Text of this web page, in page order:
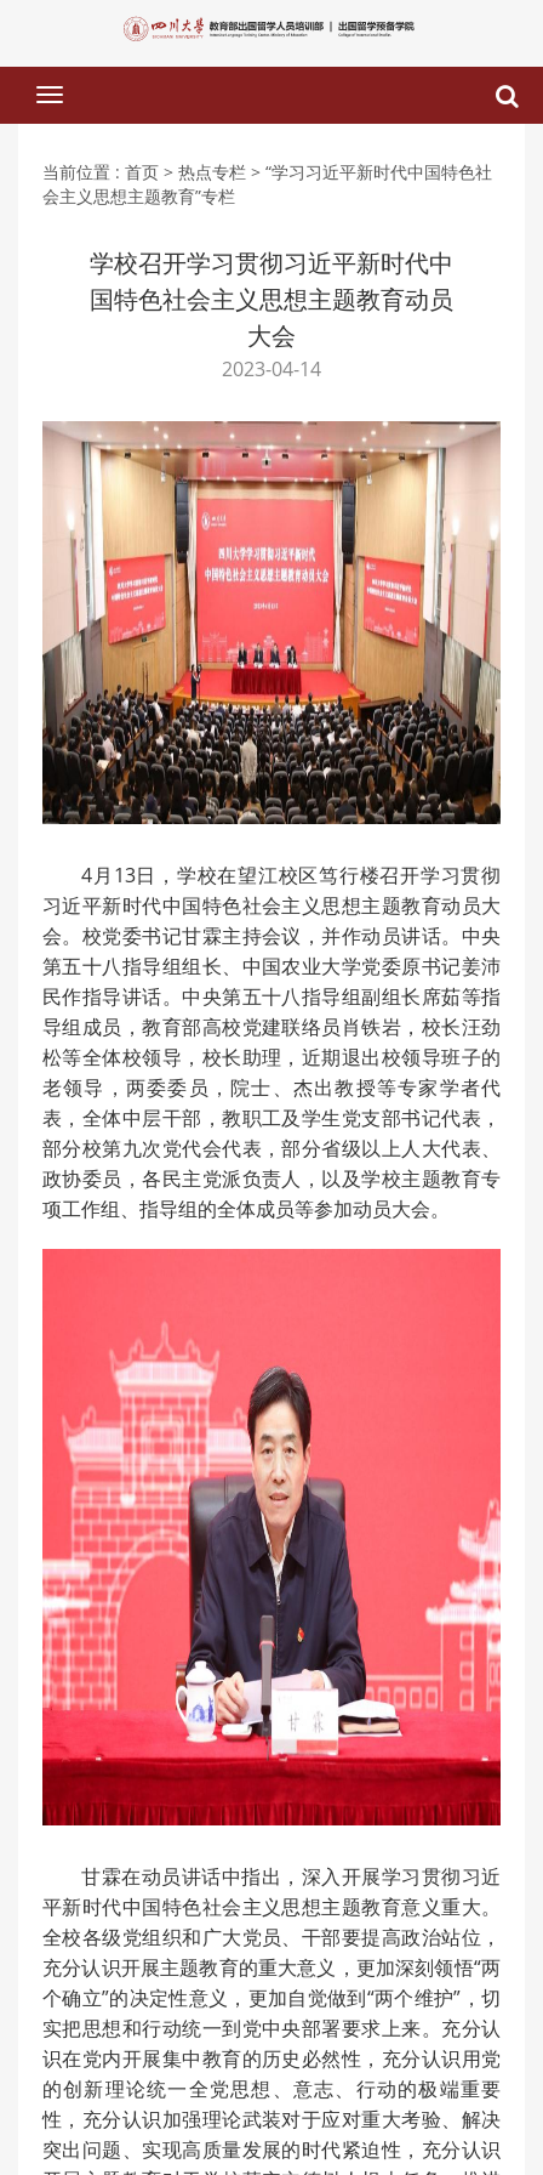
下
拉
单
当前位置 : 首页 > 热点专栏 > “学习习近平新时代中国特色社
会主义思想主题教育”专栏
学校召开学习贯彻习近平新时代中
国特色社会主义思想主题教育动员
大会
2023-04-14
4月13日，学校在望江校区笃行楼召开学习贯彻
习近平新时代中国特色社会主义思想主题教育动员大
会。校党委书记甘霖主持会议，并作动员讲话。中央
第五十八指导组组长、中国农业大学党委原书记姜沛
民作指导讲话。中央第五十八指导组副组长席茹等指
导组成员，教育部高校党建联络员肖铁岩，校长汪劲
松等全体校领导，校长助理，近期退出校领导班子的
老领导，两委委员，院士、杰出教授等专家学者代
表，全体中层干部，教职工及学生党支部书记代表，
部分校第九次党代会代表，部分省级以上人大代表、
政协委员，各民主党派负责人，以及学校主题教育专
项工作组、指导组的全体成员等参加动员大会。
甘霖在动员讲话中指出，深入开展学习贯彻习近
平新时代中国特色社会主义思想主题教育意义重大。
全校各级党组织和广大党员、干部要提高政治站位，
充分认识开展主题教育的重大意义，更加深刻领悟“两
个确立”的决定性意义，更加自觉做到“两个维护”，切
实把思想和行动统一到党中央部署要求上来。充分认
识在党内开展集中教育的历史必然性，充分认识用党
的创新理论统一全党思想、意志、行动的极端重要
性，充分认识加强理论武装对于应对重大考验、解决
突出问题、实现高质量发展的时代紧迫性，充分认识